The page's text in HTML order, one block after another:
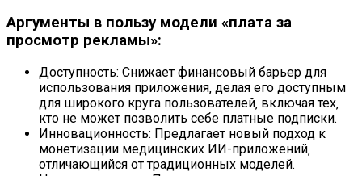
Аргументы в пользу модели «плата за
просмотр рекламы»:
Доступность: Снижает финансовый барьер для
использования приложения‚ делая его доступным
для широкого круга пользователей‚ включая тех‚
кто не может позволить себе платные подписки.
Инновационность: Предлагает новый подход к
монетизации медицинских ИИ-приложений‚
отличающийся от традиционных моделей.